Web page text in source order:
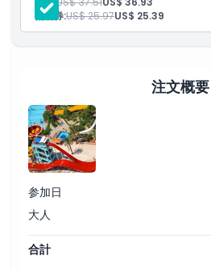
除外事項
注意事項
場所
行き方
引換方法
割引券:US$ 25.97US$ 25.39
注文概要
参加日
大人
合計